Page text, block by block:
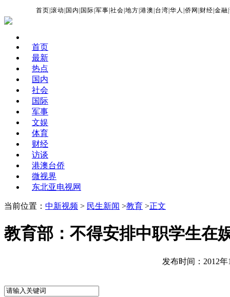
首页 |滚动 国内 国际 |军事 |社会 |地方 |港澳 台湾 |华人 |侨网 财经 |金融 |
首页
最新
热点
国内
社会
国际
军事
文娱
体育
财经
访谈
港澳台侨
微视界
东北亚电视网
当前位置： 中新视频 > 民生新闻 >教育 >正文
教育部：不得安排中职学生在
发布时间：2012年